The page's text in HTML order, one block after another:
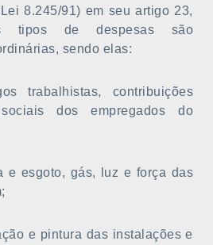
8.245/91) em seu artigo 23,
tipos de despesas são
sendo elas:
trabalhistas, contribuições
dos empregados do
e esgoto, gás, luz e força das
e pintura das instalações e